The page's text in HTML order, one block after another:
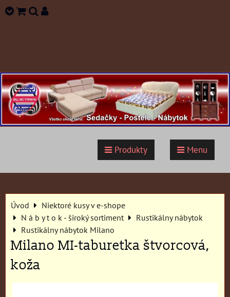
Produkty Menu
Úvod
Niektoré kusy v e-shope
N á b y t o k - široký sortiment
Rustikálny nábytok
Rustikálny nábytok Milano
Milano MI-taburetka štvorcová,
koža